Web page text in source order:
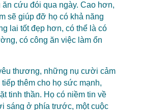
cứu đói qua ngày. Cao hơn,
sẽ giúp đỡ họ có khả năng
lai tốt đẹp hơn, có thể là có
có công ăn việc làm ổn
thương, những nụ cười cảm
thêm cho họ sức mạnh,
tinh thần. Họ có niềm tin về
sáng ở phía trước, một cuộc